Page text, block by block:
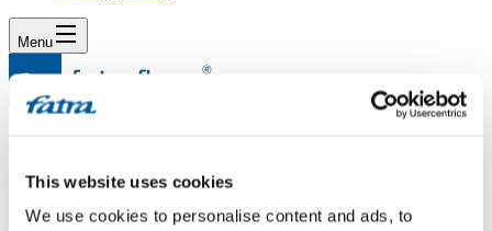
This website uses cookies
We use cookies to personalise content and ads, to
Menu
Dotaz 597